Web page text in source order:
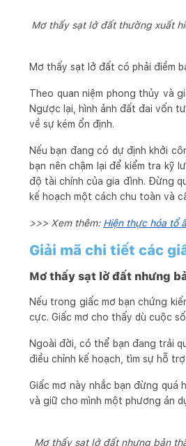
Mơ thấy sạt lở đất thường xuất
Mơ thấy sạt lở đất có phải điềm
Theo quan niệm phong thủy và
Ngược lại, hình ảnh đất đai vốn
về sự kém ổn định.
Nếu bạn đang có dự định khởi
bạn nên chậm lại để kiểm tra kỹ
độ tài chính của gia đình. Đừng
kế hoạch một cách chu toàn và
>>> Xem thêm: Hiện thực hóa tổ
Giải mã chi tiết các
Mơ thấy sạt lở đất nhưng
Nếu trong giấc mơ bạn chứng
cực. Giấc mơ cho thấy dù cuộc
Ngoài đời, có thể bạn đang trải
điều chỉnh kế hoạch, tìm sự hỗ
Giấc mơ này nhắc bạn đừng
và giữ cho mình một phương án
Mơ thấy sạt lở đất nhưng bản